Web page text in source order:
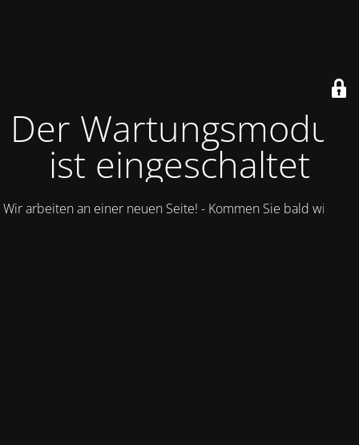
Der Wartungsmodus
ist eingeschaltet
Wir arbeiten an einer neuen Seite! - Kommen Sie bald wieder.